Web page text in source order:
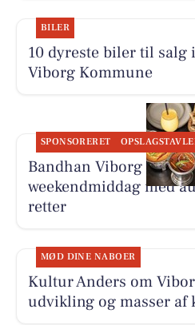
BILER
10 dyreste biler til salg
Viborg Kommune
SPONSORERET
Bandhan Viborg
weekendmiddag med
retter
MØD DINE NABOER
Kultur Anders om
udvikling og masser af